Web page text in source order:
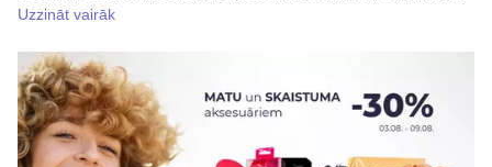
Uzzināt vairāk